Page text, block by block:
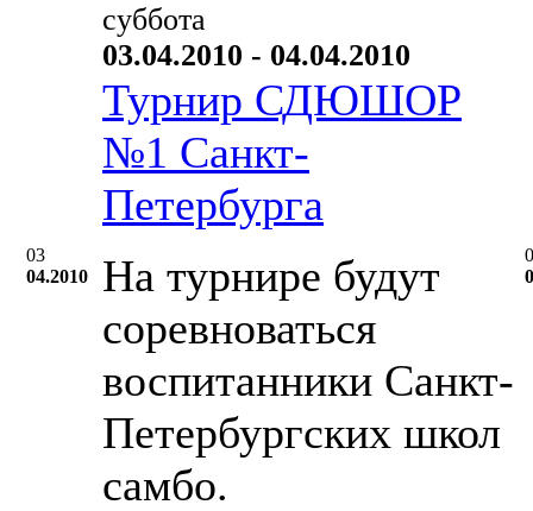
03
04.2010
суббота
03.04.2010 - 04.04.2010
Турнир СДЮШОР
№1 Санкт-
Петербурга
На турнире будут
соревноваться
воспитанники Санкт-
Петербургских школ
самбо.